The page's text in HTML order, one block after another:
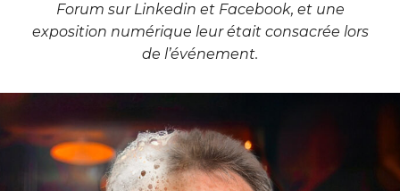
Forum sur Linkedin et Facebook, et une
exposition numérique leur était consacrée lors
de l’événement.